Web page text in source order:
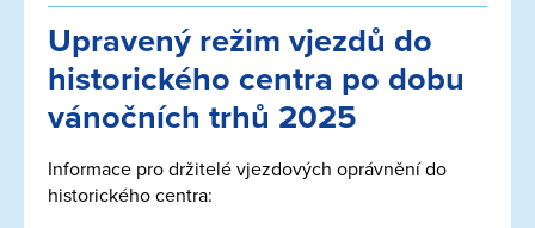
Upravený režim vjezdů do
historického centra po dobu
vánočních trhů 2025
Informace pro držitelé vjezdových oprávnění do
historického centra: